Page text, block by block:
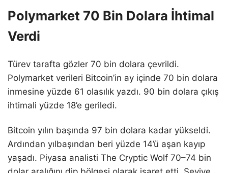
Polymarket 70 Bin Dolara İhtimal
Verdi
Türev tarafta gözler 70 bin dolara çevrildi.
Polymarket verileri Bitcoin’in ay içinde 70 bin dolara
inmesine yüzde 61 olasılık yazdı. 90 bin dolara çıkış
ihtimali yüzde 18’e geriledi.
Bitcoin yılın başında 97 bin dolara kadar yükseldi.
Ardından yılbaşından beri yüzde 14’ü aşan kayıp
yaşadı. Piyasa analisti The Cryptic Wolf 70–74 bin